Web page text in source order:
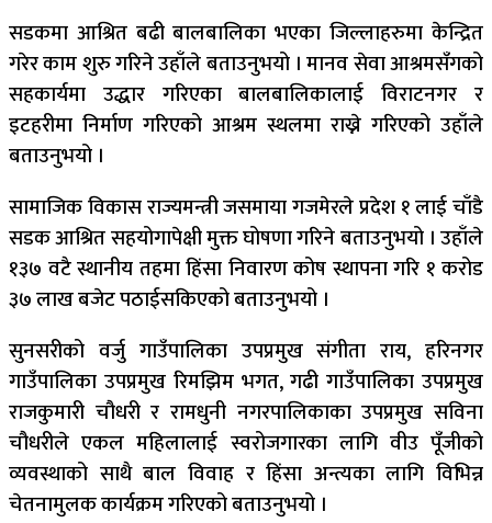
सडकमा आश्रित बढी बालबालिका भएका जिल्लाहरुमा केन्द्रित
गरेर काम शुरु गरिने उहाँले बताउनुभयो । मानव सेवा आश्रमसँगको
सहकार्यमा उद्धार गरिएका बालबालिकालाई विराटनगर र
इटहरीमा निर्माण गरिएको आश्रम स्थलमा राख्ने गरिएको उहाँले
बताउनुभयो ।
सामाजिक विकास राज्यमन्त्री जसमाया गजमेरले प्रदेश १ लाई चाँडै
सडक आश्रित सहयोगापेक्षी मुक्त घोषणा गरिने बताउनुभयो । उहाँले
१३७ वटै स्थानीय तहमा हिंसा निवारण कोष स्थापना गरि १ करोड
३७ लाख बजेट पठाईसकिएको बताउनुभयो ।
सुनसरीको वर्जु गाउँपालिका उपप्रमुख संगीता राय, हरिनगर
गाउँपालिका उपप्रमुख रिमझिम भगत, गढी गाउँपालिका उपप्रमुख
राजकुमारी चौधरी र रामधुनी नगरपालिकाका उपप्रमुख सविना
चौधरीले एकल महिलालाई स्वरोजगारका लागि वीउ पूँजीको
व्यवस्थाको साथै बाल विवाह र हिंसा अन्त्यका लागि विभिन्न
चेतनामुलक कार्यक्रम गरिएको बताउनुभयो ।